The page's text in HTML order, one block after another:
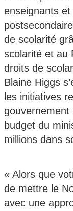
enseignants et
de scolarité
scolarité et au
droits de
Blaine Higgs
les initiatives
budget du
millions dans
« Alors que
de mettre le
avec une